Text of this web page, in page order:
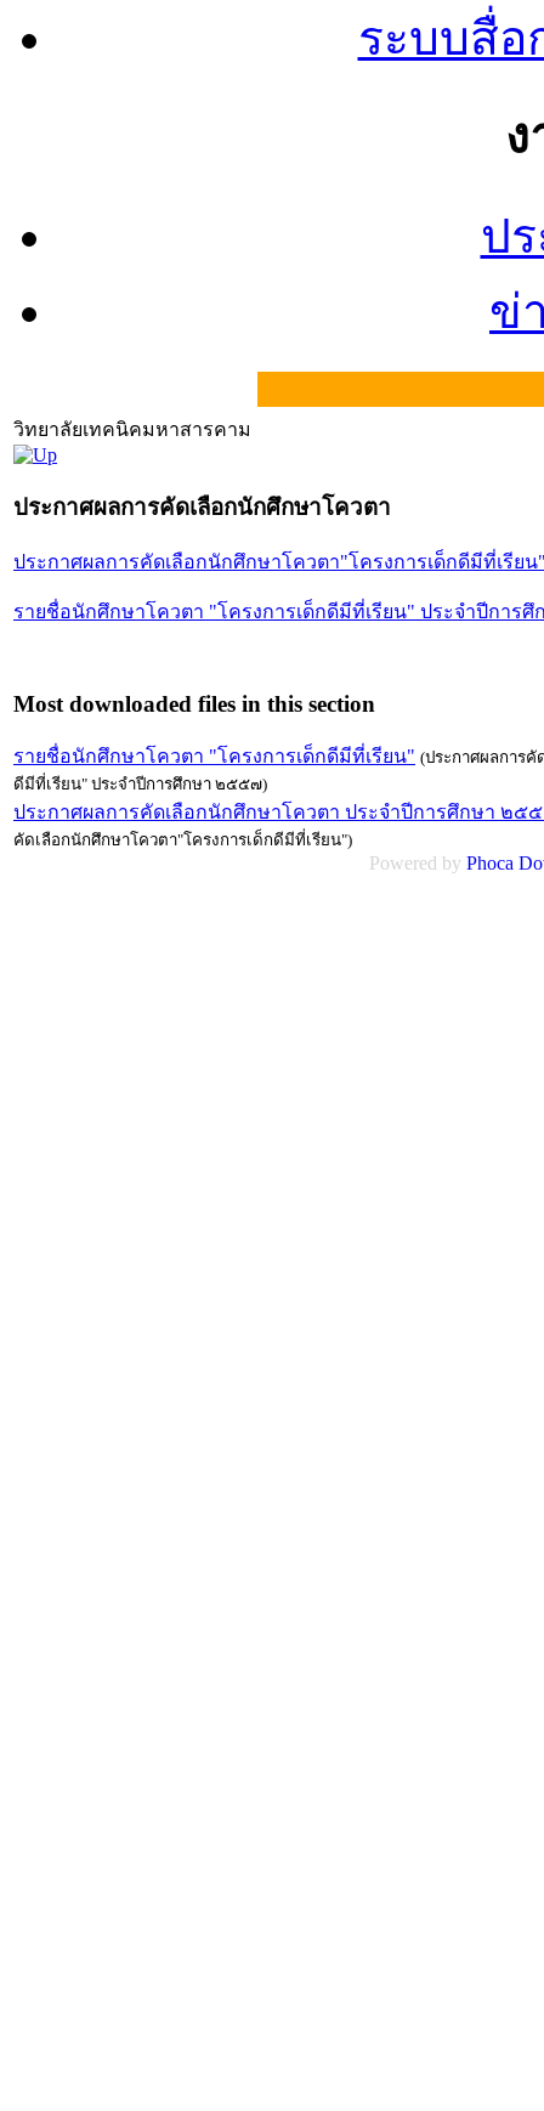
ระบบสื่อ
ป
ข่
วิทยาลัยเทคนิคมหาสารคาม
ประกาศผลการคัดเลือกนักศึกษาโควตา
ประกาศผลการคัดเลือกนักศึกษาโควตา"โครงการเด็กดีมีที่เรียน
รายชื่อนักศึกษาโควตา "โครงการเด็กดีมีที่เรียน" ประจำปีการ
Most downloaded files in this section
รายชื่อนักศึกษาโควตา "โครงการเด็กดีมีที่เรียน" (ประกาศผลการคั
ดีมีที่เรียน" ประจำปีการศึกษา ๒๕๕๗)
ประกาศผลการคัดเลือกนักศึกษาโควตา ประจำปีการศึกษา ๒๕
คัดเลือกนักศึกษาโควตา"โครงการเด็กดีมีที่เรียน")
Powered by Phoca